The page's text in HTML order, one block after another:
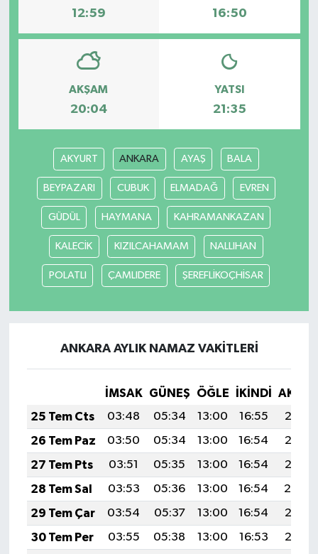
12:59 16:50
AKŞAM
20:04
YATSI
21:35
AKYURT ANKARA AYAŞ BALA
BEYPAZARI CUBUK ELMADAĞ EVREN
GÜDÜL HAYMANA KAHRAMANKAZAN
KALECİK KIZILCAHAMAM NALLIHAN
POLATLI ÇAMLIDERE ŞEREFLİKOÇHİSAR
ANKARA AYLIK NAMAZ VAKITLERI
İMSAK GÜNEŞ ÖĞLE İKINDI
25 Tem Cts
03:48 05:34 13:00 16:55
20:17
26 Tem Paz
03:50 05:34 13:00 16:54
20:16
27 Tem Pts
03:51 05:35 13:00 16:54
20:15
28 Tem Sal
03:53 05:36 13:00 16:54
20:14
29 Tem Çar
03:54 05:37 13:00 16:54
20:13
30 Tem Per
03:55 05:38 13:00 16:53
20:12